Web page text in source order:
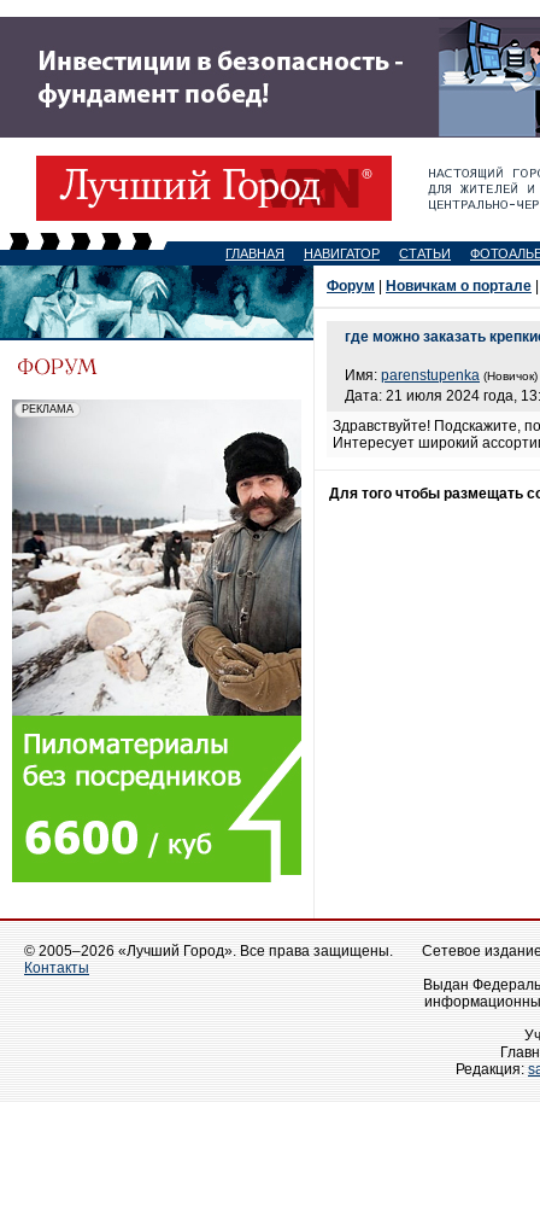
ГЛАВНАЯ НАВИГАТОР СТАТЬИ
Форум Новичкам о портале
где можно заказать
Имя: parenstupenka (Новичок)
Дата: 21 июля 2024 года,
Здравствуйте! Подскажите,
Интересует широкий
Для того чтобы размещать
© 2005–2026 «Лучший Город». Все права защищены.
Контакты
Сетевое
Выдан
Редакция: